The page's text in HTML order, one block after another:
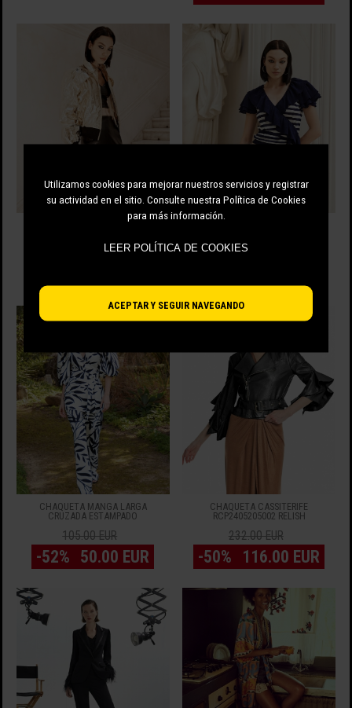
Utilizamos cookies para mejorar nuestros servicios y registrar
su actividad en el sitio. Consulte nuestra Política de Cookies
para más información.
ACEPTAR Y SEGUIR NAVEGANDO
189.00 EUR 119.00 EUR
CHAQUETA MANGA LARGA
CRUZADA ESTAMPADO
105.00 EUR
-52% 50.00 EUR
CHAQUETA CASSITERIFE
RCP2405205002 RELISH
232.00 EUR
-50% 116.00 EUR
LEER POLÍTICA DE COOKIES